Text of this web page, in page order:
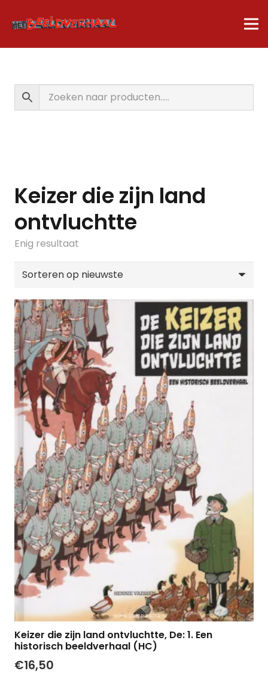
Keizer die zijn land
ontvluchtte
Enig resultaat
Keizer die zijn land ontvluchtte, De: 1. Een
historisch beeldverhaal (HC)
€16,50